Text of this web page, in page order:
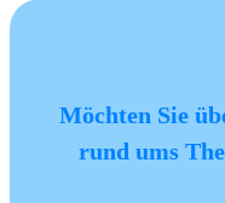
Möchten Sie
rund ums